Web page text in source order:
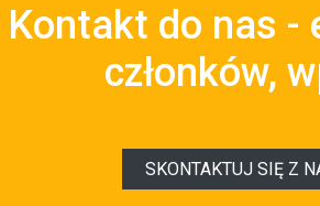
Kontakt do nas -
członków,
SKONTAKTUJ SIĘ Z